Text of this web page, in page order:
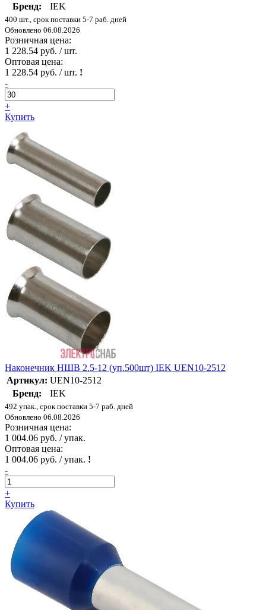
Бренд:
IEK
400 шт., срок поставки 5-7 раб. дней
Обновлено 06.08.2026
Розничная цена:
1 228.54 руб. / шт.
Оптовая цена:
1 228.54 руб. / шт. !
-
+
Купить
Наконечник НШВ 2.5-12 (уп.500шт) IEK UEN10-2512
Артикул: UEN10-2512
Бренд:
IEK
492 упак., срок поставки 5-7 раб. дней
Обновлено 06.08.2026
Розничная цена:
1 004.06 руб. / упак.
Оптовая цена:
1 004.06 руб. / упак. !
-
+
Купить